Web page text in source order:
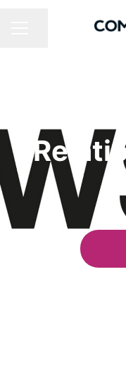
Partager la page